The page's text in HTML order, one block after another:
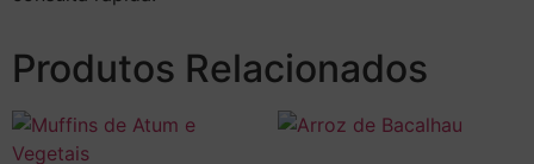
Produtos Relacionados